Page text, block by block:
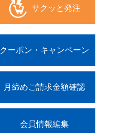
サクッと発注
クーポン・キャンペーン
月締めご請求金額確認
会員情報編集